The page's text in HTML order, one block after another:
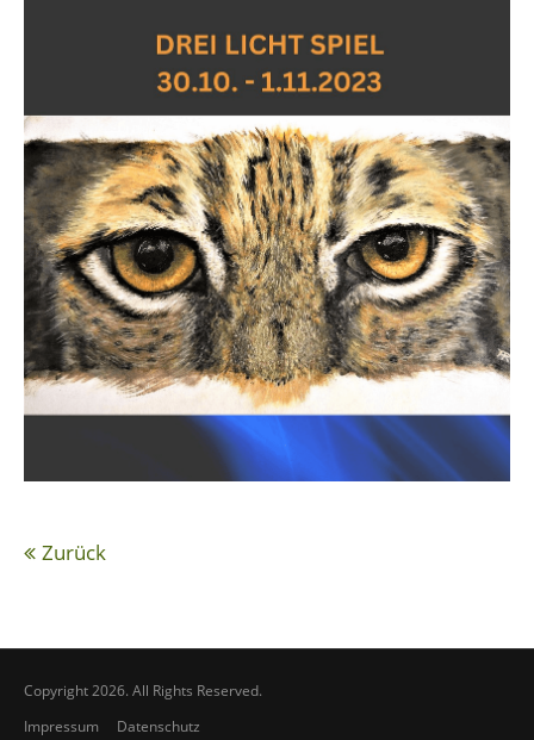
Zurück
Copyright 2026. All Rights Reserved.
Impressum
Datenschutz